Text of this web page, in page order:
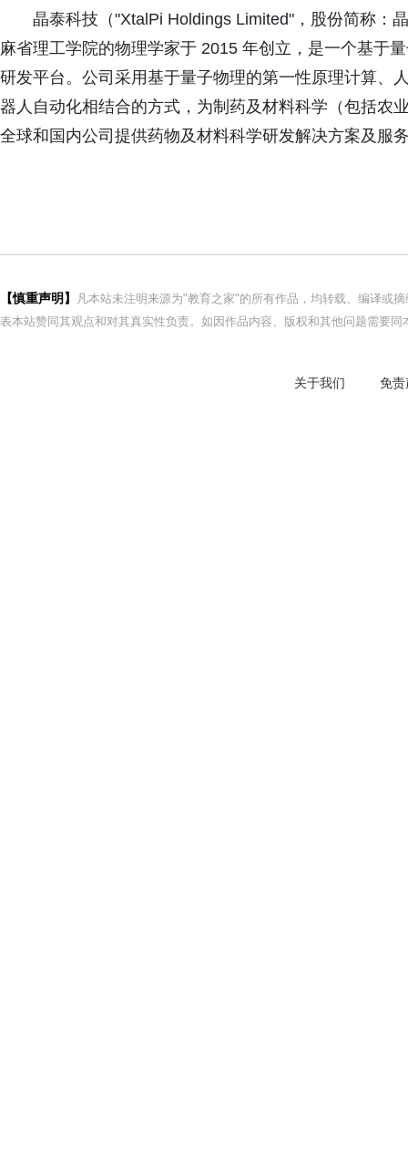
晶泰科技（"XtalPi Holdings Limited"，股份简称：
麻省理工学院的物理学家于 2015 年创立，是一个基于
研发平台。公司采用基于量子物理的第一性原理计算、
器人自动化相结合的方式，为制药及材料科学（包括农
全球和国内公司提供药物及材料科学研发解决方案及服
【慎重声明】
凡本站未注明来源为"教育之家"的所有作品，均转载、编译或
表本站赞同其观点和对其真实性负责。如因作品内容、版权和其他问题需要
关于我们 免责